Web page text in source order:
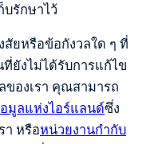
รักษาไว้
สัยหรือข้อกังวลใด ๆ ที่
ยังไม่ได้รับการแก้ไข
ของเรา คุณสามารถ
มูลแห่งไอร์แลนด์ซึ่ง
า หรือหน่วยงานกำกับ